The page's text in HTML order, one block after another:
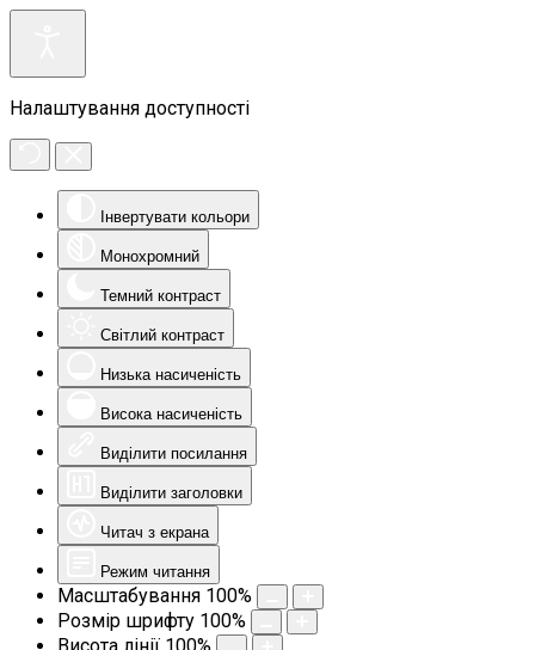
Налаштування доступності
Інвертувати кольори
Монохромний
Темний контраст
Світлий контраст
Низька насиченість
Висока насиченість
Виділити посилання
Виділити заголовки
Читач з екрана
Режим читання
Масштабування 100%
Розмір шрифту 100%